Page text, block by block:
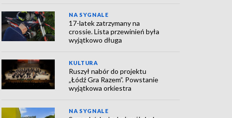
NA SYGNALE
17-latek zatrzymany na
crossie. Lista przewinień była
wyjątkowo długa
KULTURA
Ruszył nabór do projektu
„Łódź Gra Razem”. Powstanie
wyjątkowa orkiestra
NA SYGNALE